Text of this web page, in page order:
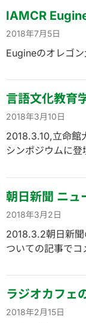
IAMCR
2018年7月5日
Eugineのオレゴ
言語文化教育
2018年3月10日
2018.3.10,立命館
シンポジウムに
朝日新聞 ニュ
2018年3月2日
2018.3.2朝日新聞
ついての記事で
ラジオカフェ
2018年2月15日